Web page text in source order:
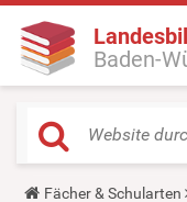
Baden-
Y
Fächer & Schularten